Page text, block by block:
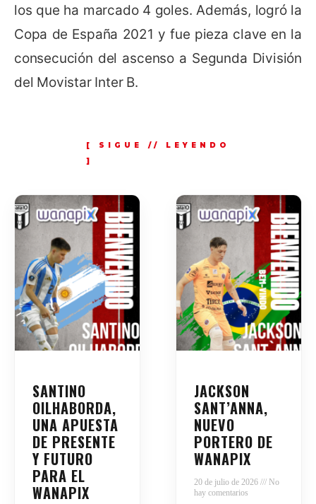
los que ha marcado 4 goles. Además, logró la
Copa de España 2021 y fue pieza clave en la
consecución del ascenso a Segunda División
del Movistar Inter B.
SANTINO
OILHABORDA,
UNA APUESTA
DE PRESENTE
Y FUTURO
PARA EL
WANAPIX
JACKSON
SANT’ANNA,
NUEVO
PORTERO DE
WANAPIX
20 de julio de 2026
No
hay comentarios